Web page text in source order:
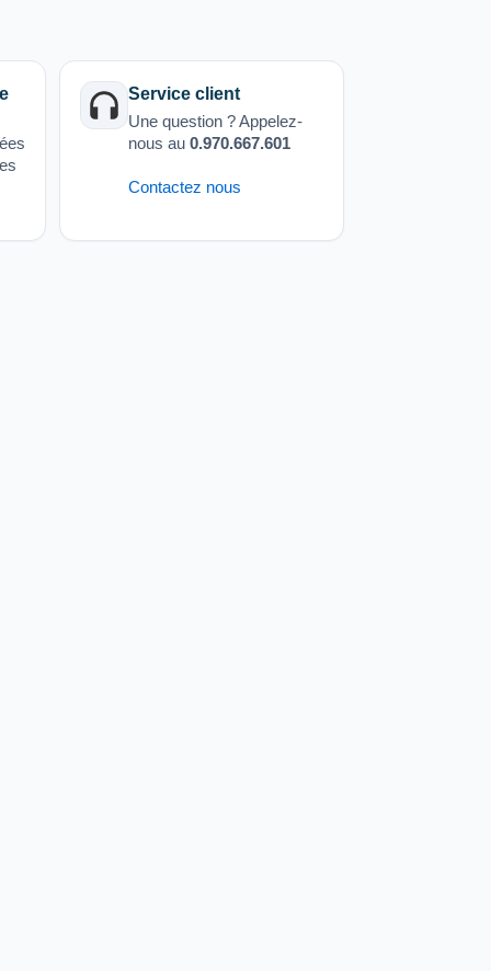
Service client
Une question ? Appelez-
nous au 0.970.667.601
Contactez nous